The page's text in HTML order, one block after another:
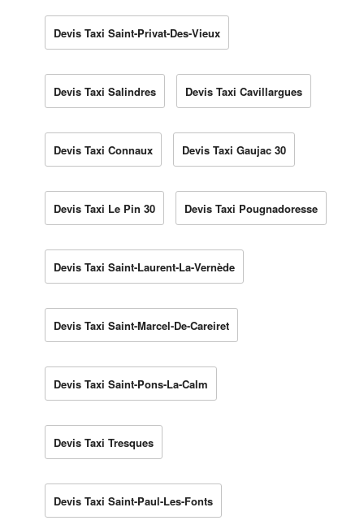
Devis Taxi Saint-Privat-Des-Vieux
Devis Taxi Salindres Devis Taxi Cavillargues
Devis Taxi Connaux Devis Taxi Gaujac 30
Devis Taxi Le Pin 30 Devis Taxi Pougnadoresse
Devis Taxi Saint-Laurent-La-Vernède
Devis Taxi Saint-Marcel-De-Careiret
Devis Taxi Saint-Pons-La-Calm
Devis Taxi Tresques
Devis Taxi Saint-Paul-Les-Fonts